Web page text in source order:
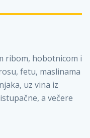
ribom, hobotnicom i
fetu, maslinama
uz vina iz
a večere